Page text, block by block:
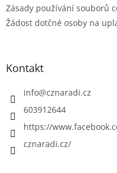
Zásady používání souborů
Žádost dotčné osoby na
Kontakt
info@cznaradi.cz
603912644
https://
cznaradi.cz/